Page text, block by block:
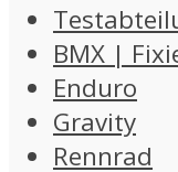
BMX |
Enduro
Gravity
Rennrad